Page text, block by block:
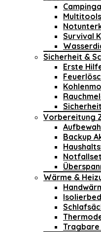
Multitools
Survival
Sicherheit &
Erste
Vorbereitung
Backup
Wärme &